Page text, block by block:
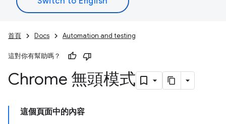
首頁 Docs Automation and testing
這對你有幫助嗎？
Chrome 無頭模式
這個頁面中的內容